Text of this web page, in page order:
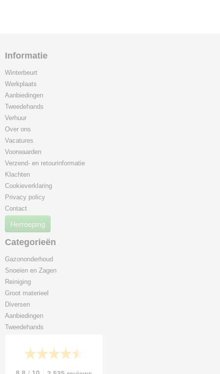
Strooiers
Verticuteermachines
Zitmaaiers
Informatie
Winterbeurt
Werkplaats
Aanbiedingen
Tweedehands
Verhuur
Over ons
Vacatures
Voorwaarden
Verzend- en retourinformatie
Klachten
Cookieverklaring
Privacy policy
Contact
Herroeping
Categorieën
Gazononderhoud
Snoeien en Zagen
Reiniging
Groot materieel
Diversen
Aanbiedingen
Tweedehands